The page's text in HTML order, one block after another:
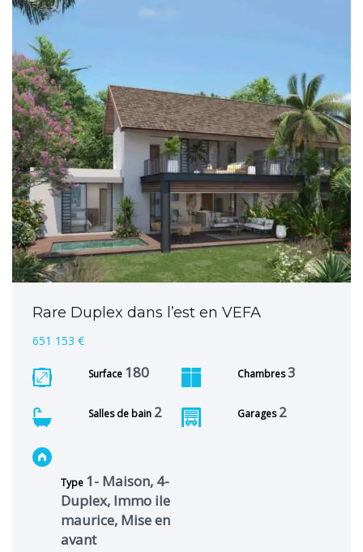
Rare Duplex dans l’est en VEFA
651 153 €
Surface 180 Chambres3
Salles de bain 2 Garages 2
Type 1- Maison, 4-
Duplex, Immo ile
maurice, Mise en
avant